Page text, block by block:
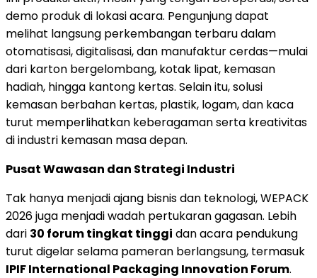
demo produk di lokasi acara. Pengunjung dapat
melihat langsung perkembangan terbaru dalam
otomatisasi, digitalisasi, dan manufaktur cerdas—mulai
dari karton bergelombang, kotak lipat, kemasan
hadiah, hingga kantong kertas. Selain itu, solusi
kemasan berbahan kertas, plastik, logam, dan kaca
turut memperlihatkan keberagaman serta kreativitas
di industri kemasan masa depan.
Pusat Wawasan dan Strategi Industri
Tak hanya menjadi ajang bisnis dan teknologi, WEPACK
2026 juga menjadi wadah pertukaran gagasan. Lebih
dari 30 forum tingkat tinggi dan acara pendukung
turut digelar selama pameran berlangsung, termasuk
IPIF International Packaging Innovation Forum.